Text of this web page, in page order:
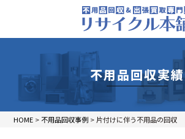
不用品回収実績
HOME > 不用品回収事例 >片付けに伴う不用品の回収